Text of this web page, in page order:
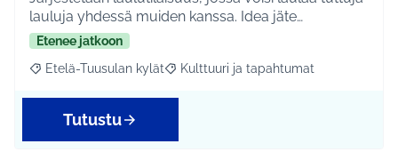
lauluja yhdessä muiden kanssa. Idea jäte…
Etenee jatkoon
Rajaa tulokset aihepiirin mukaan: Etelä-Tuusulan kylät
Etelä-Tuusulan kylät Rajaa tulokset teeman mukaan:
Kulttuuri ja tapahtumat
Tutustu